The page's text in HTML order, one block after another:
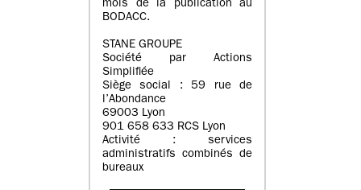
mois de la publication au
BODACC.
STANE GROUPE
Société par Actions
Simplifiée
Siège social : 59 rue de
l’Abondance
69003 Lyon
901 658 633 RCS Lyon
Activité : services
administratifs combinés de
bureaux